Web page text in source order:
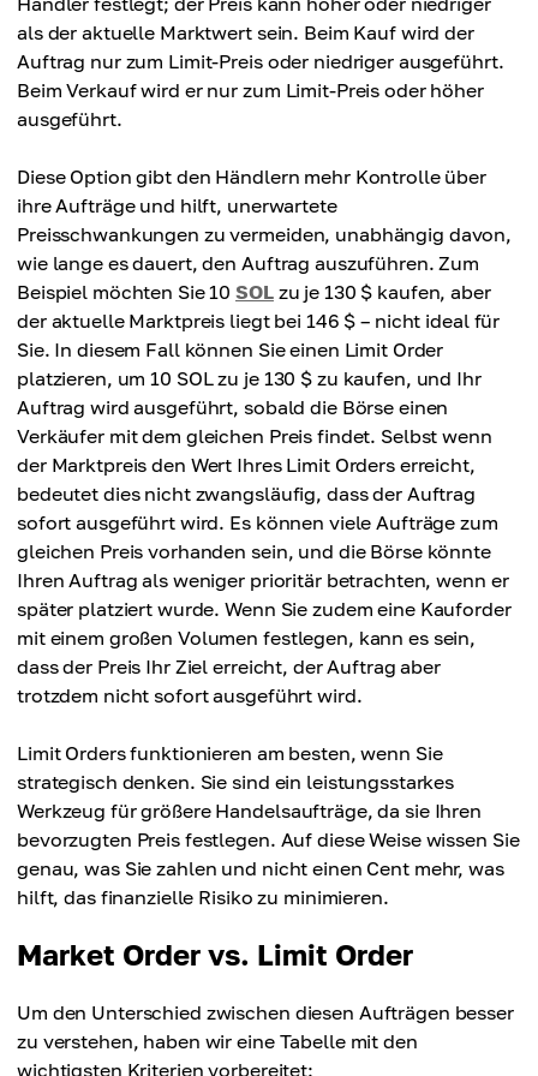
als der aktuelle Marktwert sein. Beim Kauf wird der
Auftrag nur zum Limit-Preis oder niedriger ausgeführt.
Beim Verkauf wird er nur zum Limit-Preis oder höher
ausgeführt.
Diese Option gibt den Händlern mehr Kontrolle über
ihre Aufträge und hilft, unerwartete
Preisschwankungen zu vermeiden, unabhängig davon,
wie lange es dauert, den Auftrag auszuführen. Zum
Beispiel möchten Sie 10SOLzu je 130 $ kaufen, aber
der aktuelle Marktpreis liegt bei 146 $ – nicht ideal für
Sie. In diesem Fall können Sie einen Limit Order
platzieren, um 10 SOL zu je 130 $ zu kaufen, und Ihr
Auftrag wird ausgeführt, sobald die Börse einen
Verkäufer mit dem gleichen Preis findet. Selbst wenn
der Marktpreis den Wert Ihres Limit Orders erreicht,
bedeutet dies nicht zwangsläufig, dass der Auftrag
sofort ausgeführt wird. Es können viele Aufträge zum
gleichen Preis vorhanden sein, und die Börse könnte
Ihren Auftrag als weniger prioritär betrachten, wenn er
später platziert wurde. Wenn Sie zudem eine Kauforder
mit einem großen Volumen festlegen, kann es sein,
dass der Preis Ihr Ziel erreicht, der Auftrag aber
trotzdem nicht sofort ausgeführt wird.
Limit Orders funktionieren am besten, wenn Sie
strategisch denken. Sie sind ein leistungsstarkes
Werkzeug für größere Handelsaufträge, da sie Ihren
bevorzugten Preis festlegen. Auf diese Weise wissen Sie
genau, was Sie zahlen und nicht einen Cent mehr, was
hilft, das finanzielle Risiko zu minimieren.
Market Order vs. Limit Order
Um den Unterschied zwischen diesen Aufträgen besser
zu verstehen, haben wir eine Tabelle mit den
wichtigsten Kriterien vorbereitet: